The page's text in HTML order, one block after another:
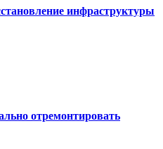
инфраструктуры
отремонтировать